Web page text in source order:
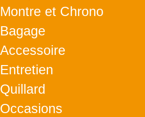
Montre et Chrono
Bagage
Accessoire
Entretien
Quillard
Occasions